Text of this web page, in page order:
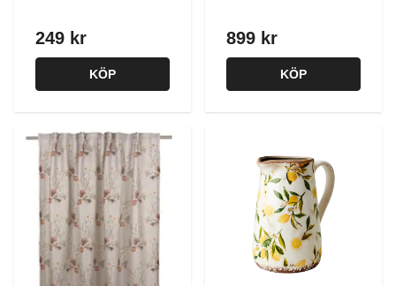
249 kr
KÖP
899 kr
KÖP